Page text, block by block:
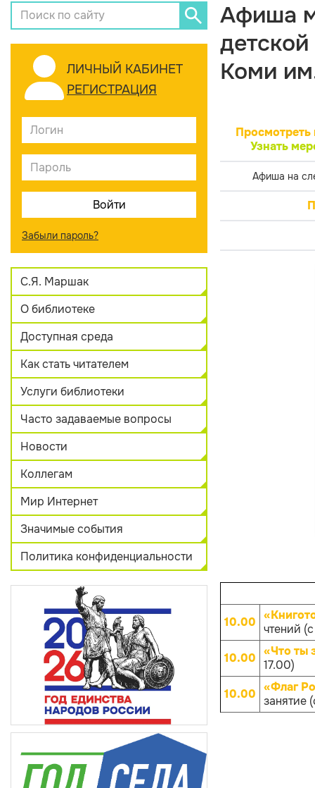
ЛИЧНЫЙ КАБИНЕТ
РЕГИСТРАЦИЯ
Забыли пароль?
С.Я. Маршак
О библиотеке
Доступная среда
Как стать читателем
Услуги библиотеки
Часто задаваемые вопросы
Новости
Коллегам
Мир Интернет
Значимые события
Политика конфиденциальности
Афиша
Коми
Просмотреть
Узнать
Афиша на
10.00 чтений
10.00 «Что ты
17.00)
10.00 «Флаг
занятие